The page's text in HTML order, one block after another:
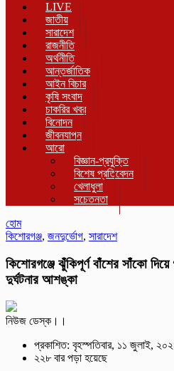
LIVE
জাতীয়
সারাদেশ
রাজনীতি
অর্থনীতি
আন্তর্জাতিক
আইন বিচার
কৃষি সংবাদ
চাকরির খবর
বিনোদন
জীবনযাপন
আরো
বিজ্ঞান-প্রযুক্তি
বিশেষ প্রতিবেদন
খেলাধুলা
সচেতনতা
হোম
কিশোরগঞ্জ, জনদুর্ভোগ, সারাদেশ
কিশোরগঞ্জে ঝুঁকিপূর্ণ বাঁশের সাঁকো
দুর্ঘটনার আশঙ্কা
নিউজ ডেস্ক।।
প্রকাশিত: বৃহস্পতিবার, ১১ জুলাই,
২২৮ বার পড়া হয়েছে